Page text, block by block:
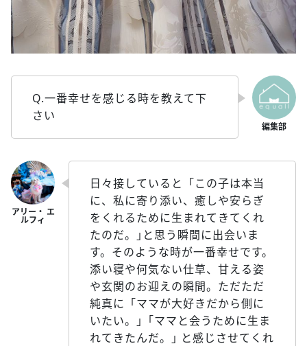
Q.一番幸せを感じる時を教えて下
さい
日々接していると「この子は本当
に、私に寄り添い、癒しや安らぎ
をくれるために生まれてきてくれ
たのだ。｣と思う瞬間に出会いま
す。そのような時が一番幸せです。
添い寝や何気ない仕草、甘える姿
や玄関のお迎えの瞬間。ただただ
純真に「ママが大好きだから側に
いたい。｣「ママと会うために生ま
れてきたんだ。｣ と感じさせてくれ